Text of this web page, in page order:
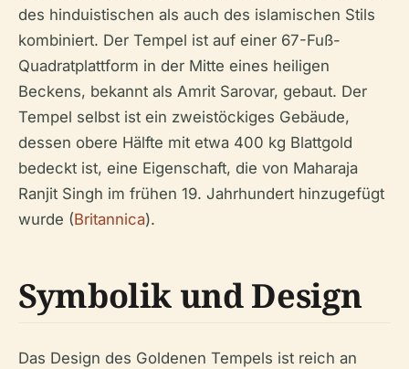
des hinduistischen als auch des islamischen Stils
kombiniert. Der Tempel ist auf einer 67-Fuß-
Quadratplattform in der Mitte eines heiligen
Beckens, bekannt als Amrit Sarovar, gebaut. Der
Tempel selbst ist ein zweistöckiges Gebäude,
dessen obere Hälfte mit etwa 400 kg Blattgold
bedeckt ist, eine Eigenschaft, die von Maharaja
Ranjit Singh im frühen 19. Jahrhundert hinzugefügt
wurde (Britannica).
Symbolik und Design
Das Design des Goldenen Tempels ist reich an